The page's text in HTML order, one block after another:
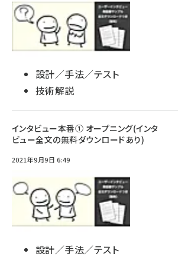
設計／手法／テスト
技術解説
インタビュー本番① オープニング(インタ
ビュー全文の無料ダウンロードあり)
2021年9月9日 6:49
設計／手法／テスト